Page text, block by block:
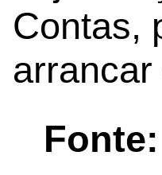
Contas,
arrancar
Fonte: